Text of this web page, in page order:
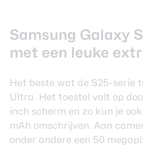
Samsung Galaxy
met een leuke
Het beste wat de S25-serie
Ultra. Het toestel valt op
inch scherm en zo kun je
mAh omschrijven. Aan
onder andere een 50